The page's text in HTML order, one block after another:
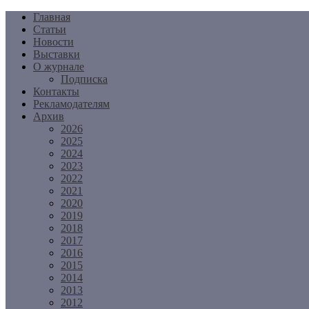
Перейти
содержимому
Главная
Статьи
Новости
Выставки
О журнале
Подписка
Контакты
Рекламодателям
Архив
2026
2025
2024
2023
2022
2021
2020
2019
2018
2017
2016
2015
2014
2013
2012